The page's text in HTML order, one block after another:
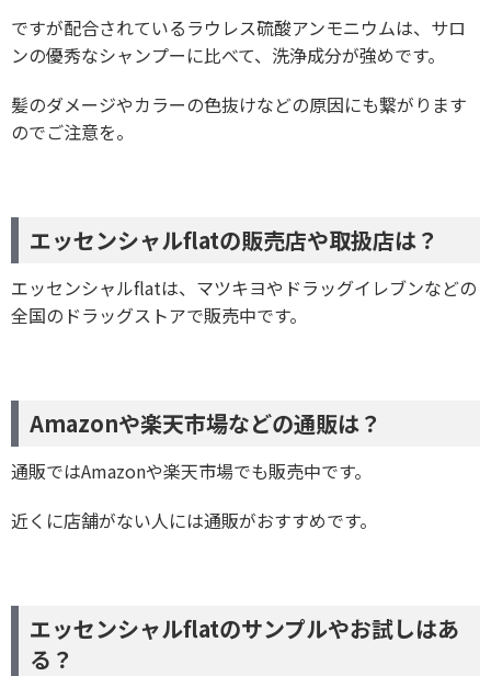
ですが配合されているラウレス硫酸アンモニウムは、サロ
ンの優秀なシャンプーに比べて、洗浄成分が強めです。
髪のダメージやカラーの色抜けなどの原因にも繋がります
のでご注意を。
エッセンシャルflatの販売店や取扱店は？
エッセンシャルflatは、マツキヨやドラッグイレブンなどの
全国のドラッグストアで販売中です。
Amazonや楽天市場などの通販は？
通販ではAmazonや楽天市場でも販売中です。
近くに店舗がない人には通販がおすすめです。
エッセンシャルflatのサンプルやお試しはあ
る？